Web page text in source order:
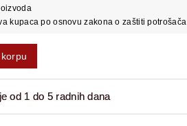
kupaca po osnovu zakona o zaštiti potrošača
od 1 do 5 radnih dana